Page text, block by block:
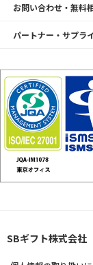
お問い合わせ・無料
パートナー・サプラ
SBギフト株式会社